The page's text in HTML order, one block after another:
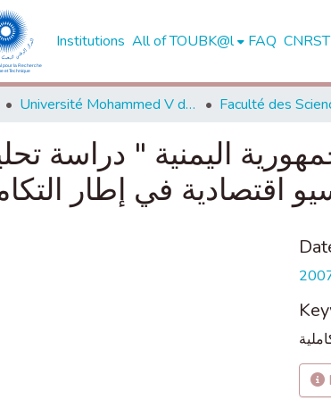
Institutions All of TOUBK@l FAQ CNRST
Université Mohammed V de Rabat
اليمنية " دراسة